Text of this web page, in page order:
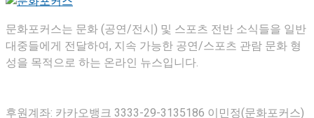
문화포커스는 문화 (공연/전시) 및 스포츠 전반 소식들을 일반
대중들에게 전달하여, 지속 가능한 공연/스포츠 관람 문화 형
성을 목적으로 하는 온라인 뉴스입니다.
후원계좌: 카카오뱅크 3333-29-3135186 이민정(문화포커스)